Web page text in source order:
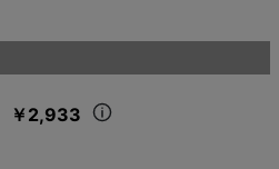
￥2,933